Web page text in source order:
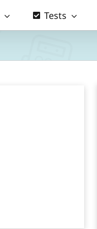
Tests